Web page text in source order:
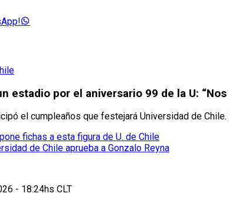
estadio por el aniversario 99 de la U:
el cumpleaños que festejará Universidad de
fichas a esta figura de U. de Chile
de Chile aprueba a Gonzalo Reyna
- 18:24hs CLT